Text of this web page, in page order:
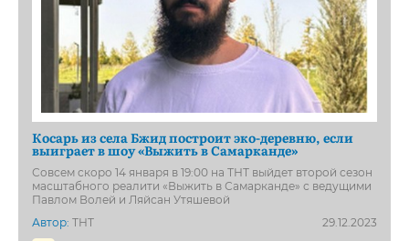
Косарь из села Бжид построит эко-деревню, если
выиграет в шоу «Выжить в Самарканде»
Совсем скоро 14 января в 19:00 на ТНТ выйдет второй сезон
масштабного реалити «Выжить в Самарканде» с ведущими
Павлом Волей и Ляйсан Утяшевой
Автор: ТНТ
29.12.2023